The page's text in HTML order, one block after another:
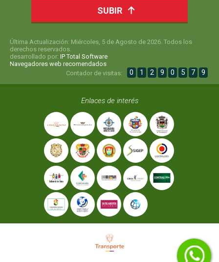
SUBIR
Última Actualización: Miércoles, 5 de Agosto de 2026. Todos los
derechos reservados.
desarrollado por: IP Total Software
Navegadores web recomendados
Contador de visitas:
0 1 2 9 0 5 7 9
Enlaces de interés